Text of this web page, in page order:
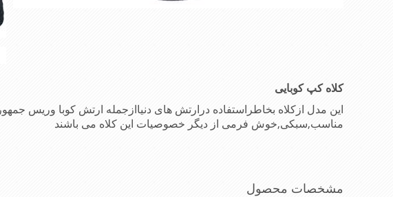
کلاه کپ کوبایی
این مدل ازکلاه بخاطراستفاده درارتش های دنیاازجمله ارتش کوبا وریس
مناسب,سبکی,خوش فرمی از دیگر خصوصیات این کلاه می باشند
مشخصات محصول